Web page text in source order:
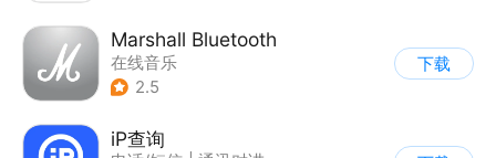
Marshall Bluetooth
在线音乐
2.5
下载
iP查询